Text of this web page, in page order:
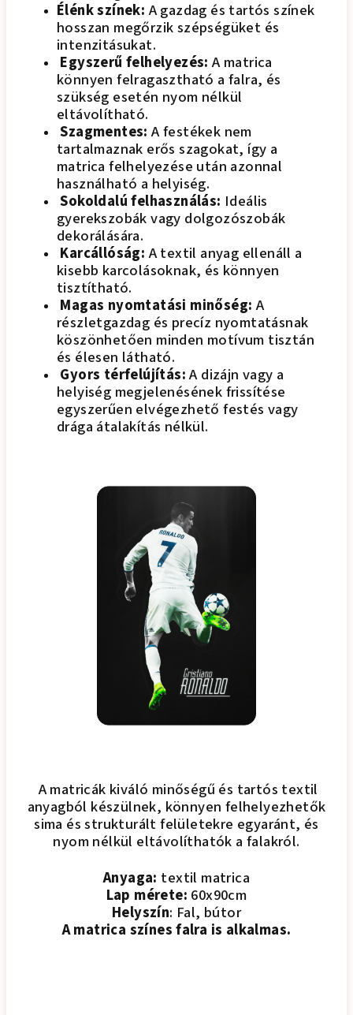
Élénk színek:A gazdag és tartós színek
hosszan megőrzik szépségüket és
intenzitásukat.
Egyszerű felhelyezés:A matrica
könnyen felragasztható a falra, és
szükség esetén nyom nélkül
eltávolítható.
Szagmentes:A festékek nem
tartalmaznak erős szagokat, így a
matrica felhelyezése után azonnal
használható a helyiség.
Sokoldalú felhasználás: Ideális
gyerekszobák vagy dolgozószobák
dekorálására.
Karcállóság:A textil anyag ellenáll a
kisebb karcolásoknak, és könnyen
tisztítható.
Magas nyomtatási minőség:A
részletgazdag és precíz nyomtatásnak
köszönhetően minden motívum tisztán
és élesen látható.
Gyors térfelújítás:A dizájn vagy a
helyiség megjelenésének frissítése
egyszerűen elvégezhető festés vagy
drága átalakítás nélkül.
A matricák kiváló minőségű és tartós textil
anyagból készülnek, könnyen felhelyezhetők
sima és strukturált felületekre egyaránt, és
nyom nélkül eltávolíthatók a falakról.
Anyaga: textil matrica
Lap mérete: 60x90cm
Helyszín: Fal, bútor
A matrica színes falra is alkalmas.